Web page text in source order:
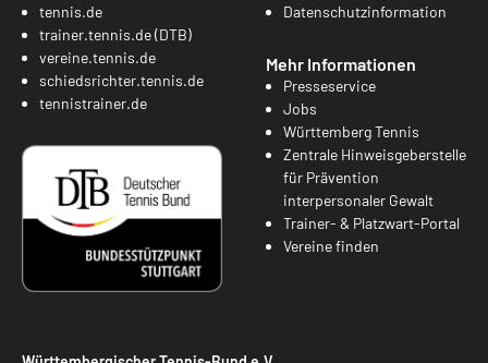
tennis.de
trainer.tennis.de (DTB)
vereine.tennis.de
schiedsrichter.tennis.de
tennistrainer.de
Datenschutzinformation
Mehr Informationen
Presseservice
Jobs
Württemberg Tennis
Zentrale Hinweisgeberstelle
für Prävention
interpersonaler Gewalt
Trainer- & Platzwart-Portal
Vereine finden